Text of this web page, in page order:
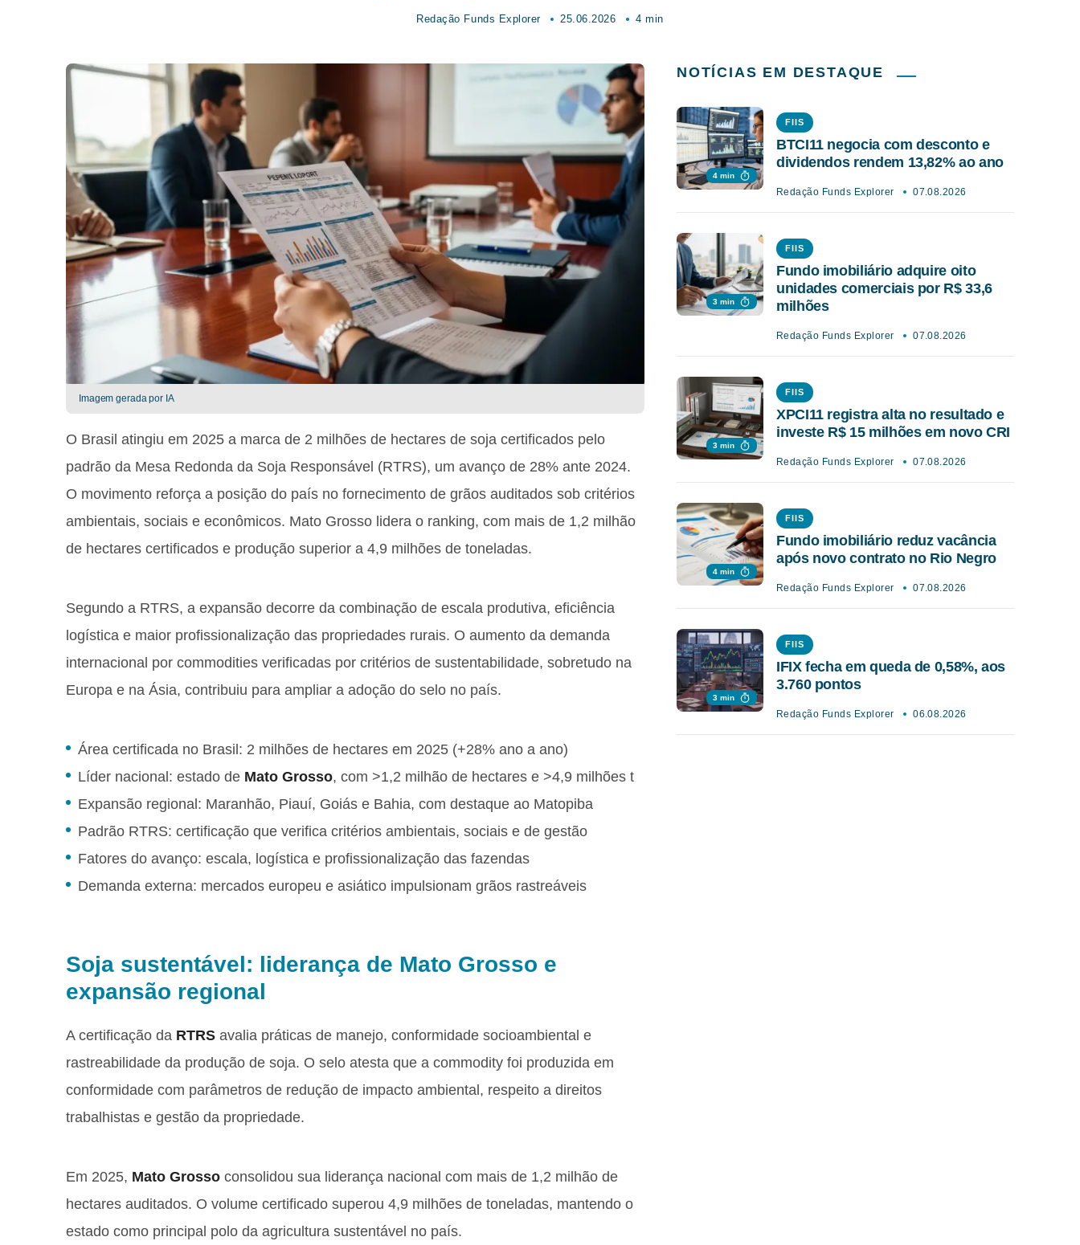
Redação Funds Explorer 25.06.2026 4 min
Imagem gerada por IA
O Brasil atingiu em 2025 a marca de 2 milhões de hectares de soja certificados pelo
padrão da Mesa Redonda da Soja Responsável (RTRS), um avanço de 28% ante 2024.
O movimento reforça a posição do país no fornecimento de grãos auditados sob critérios
ambientais, sociais e econômicos. Mato Grosso lidera o ranking, com mais de 1,2 milhão
de hectares certificados e produção superior a 4,9 milhões de toneladas.
Segundo a RTRS, a expansão decorre da combinação de escala produtiva, eficiência
logística e maior profissionalização das propriedades rurais. O aumento da demanda
internacional por commodities verificadas por critérios de sustentabilidade, sobretudo na
Europa e na Ásia, contribuiu para ampliar a adoção do selo no país.
Área certificada no Brasil: 2 milhões de hectares em 2025 (+28% ano a ano)
Líder nacional: estado de Mato Grosso, com >1,2 milhão de hectares e >4,9 milhões t
Expansão regional: Maranhão, Piauí, Goiás e Bahia, com destaque ao Matopiba
Padrão RTRS: certificação que verifica critérios ambientais, sociais e de gestão
Fatores do avanço: escala, logística e profissionalização das fazendas
Demanda externa: mercados europeu e asiático impulsionam grãos rastreáveis
Soja sustentável: liderança de Mato Grosso e
expansão regional
A certificação da RTRS avalia práticas de manejo, conformidade socioambiental e
rastreabilidade da produção de soja. O selo atesta que a commodity foi produzida em
conformidade com parâmetros de redução de impacto ambiental, respeito a direitos
trabalhistas e gestão da propriedade.
Em 2025, Mato Grosso consolidou sua liderança nacional com mais de 1,2 milhão de
hectares auditados. O volume certificado superou 4,9 milhões de toneladas, mantendo o
estado como principal polo da agricultura sustentável no país.
NOTÍCIAS EM DESTAQUE
4 min
FIIS
BTCI11 negocia com desconto e
dividendos rendem 13,82% ao ano
Redação Funds Explorer 07.08.2026
3 min
FIIS
Fundo imobiliário adquire oito
unidades comerciais por R$ 33,6
milhões
Redação Funds Explorer 07.08.2026
3 min
FIIS
XPCI11 registra alta no resultado e
investe R$ 15 milhões em novo CRI
Redação Funds Explorer 07.08.2026
4 min
FIIS
Fundo imobiliário reduz vacância
após novo contrato no Rio Negro
Redação Funds Explorer 07.08.2026
3 min
FIIS
IFIX fecha em queda de 0,58%, aos
3.760 pontos
Redação Funds Explorer 06.08.2026